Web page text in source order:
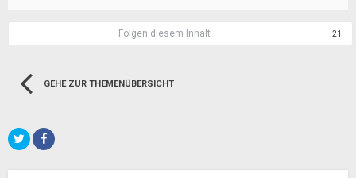
Folgen diesem Inhalt 21
GEHE ZUR THEMENÜBERSICHT